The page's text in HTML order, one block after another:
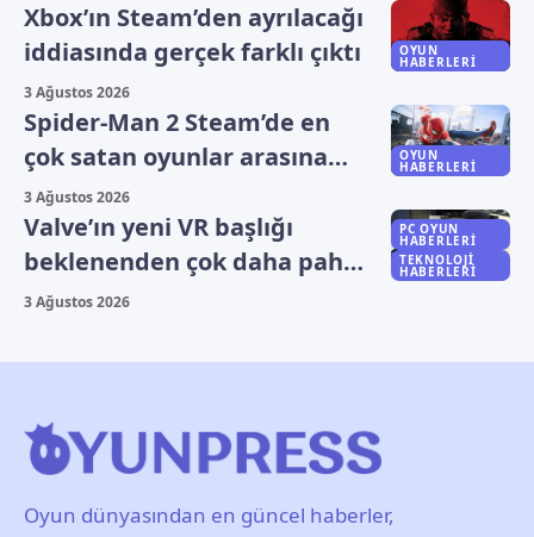
OYUN
HABERLERI
Xbox’ın Steam’den ayrılacağı
iddiasında gerçek farklı çıktı
3 Ağustos 2026
OYUN
HABERLERI
Spider-Man 2 Steam’de en
çok satan oyunlar arasına
yükseldi
3 Ağustos 2026
PC OYUN
HABERLERI
TEKNOLOJI
HABERLERI
Valve’ın yeni VR başlığı
beklenenden çok daha pahalı
olabilir
3 Ağustos 2026
Oyun dünyasından en güncel haberler,